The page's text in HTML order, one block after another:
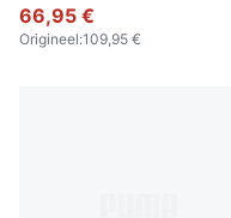
66,95 €
Origineel:109,95 €